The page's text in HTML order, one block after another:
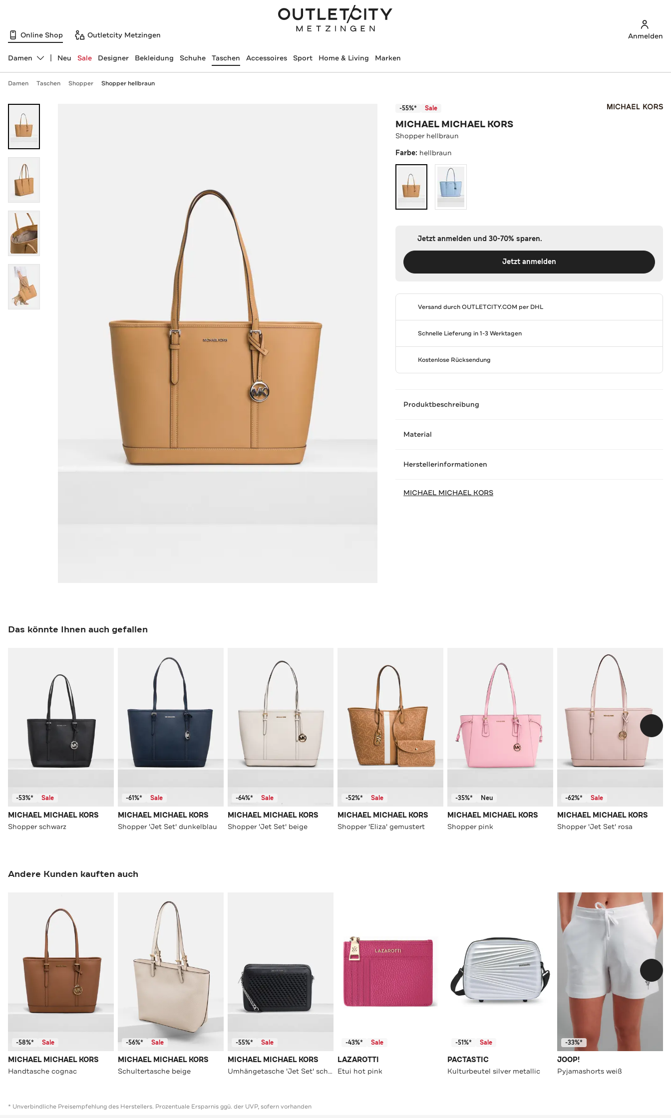
Online Shop Outletcity Metzingen Anmelden
Abteilung ändern, ausgewählt:
Damen Neu Sale Designer Bekleidung Schuhe Taschen Accessoires Sport Home & Living Marken
Damen Taschen Shopper Shopper hellbraun
-55%* Sale
MICHAEL MICHAEL KORS
Shopper hellbraun
Farbe: hellbraun
Jetzt anmelden und 30-70% sparen.
Jetzt anmelden
Versand durchOUTLETCITY.COM per DHL
Schnelle Lieferung in 1-3 Werktagen
Kostenlose Rücksendung
Produktbeschreibung
Material
Herstellerinformationen
MICHAEL MICHAEL KORS
Das könnte Ihnen auch gefallen
-53%* Sale
MICHAEL MICHAEL KORS
Shopper schwarz
-61%* Sale
MICHAEL MICHAEL KORS
Shopper 'Jet Set' dunkelblau
-64%* Sale
MICHAEL MICHAEL KORS
Shopper 'Jet Set' beige
-52%* Sale
MICHAEL MICHAEL KORS
Shopper 'Eliza' gemustert
-35%* Neu
MICHAEL MICHAEL KORS
Shopper pink
-62%* Sale
MICHAEL MICHAEL KORS
Shopper 'Jet Set' rosa
Andere Kunden kauften auch
-58%* Sale
MICHAEL MICHAEL KORS
Handtasche cognac
-56%* Sale
MICHAEL MICHAEL KORS
Schultertasche beige
-55%* Sale
MICHAEL MICHAEL KORS
Umhängetasche 'Jet Set' schwarz
-43%* Sale
LAZAROTTI
Etui hot pink
-51%* Sale
PACTASTIC
Kulturbeutel silver metallic
-33%*
JOOP!
Pyjamashorts weiß
* Unverbindliche Preisempfehlung des Herstellers. Prozentuale Ersparnis ggü. der UVP, sofern vorhanden